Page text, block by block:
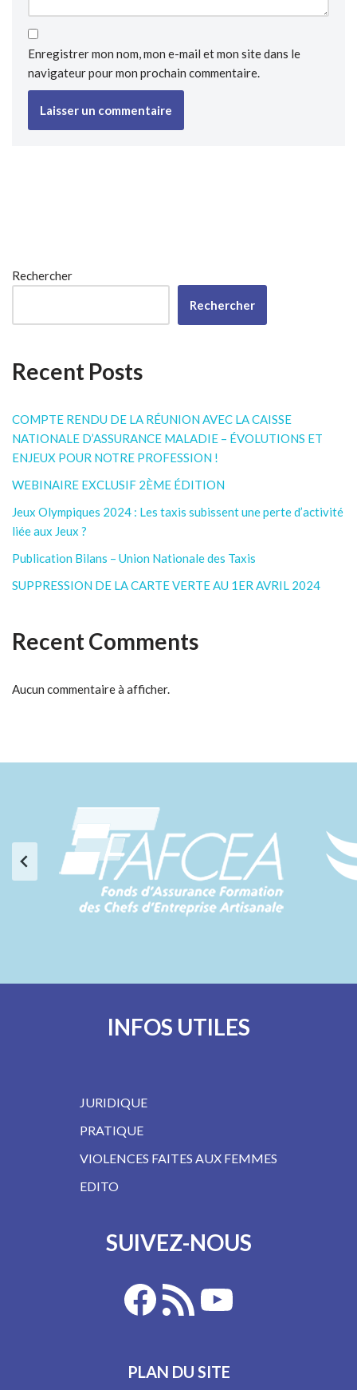
Enregistrer mon nom, mon e-mail et mon site dans le
navigateur pour mon prochain commentaire.
Rechercher
Rechercher
Recent Posts
COMPTE RENDU DE LA RÉUNION AVEC LA CAISSE
NATIONALE D’ASSURANCE MALADIE – ÉVOLUTIONS ET
ENJEUX POUR NOTRE PROFESSION !
WEBINAIRE EXCLUSIF 2ÈME ÉDITION
Jeux Olympiques 2024 : Les taxis subissent une perte d’activité
liée aux Jeux ?
Publication Bilans – Union Nationale des Taxis
SUPPRESSION DE LA CARTE VERTE AU 1ER AVRIL 2024
Recent Comments
Aucun commentaire à afficher.
INFOS UTILES
JURIDIQUE
PRATIQUE
VIOLENCES FAITES AUX FEMMES
EDITO
SUIVEZ-NOUS
PLAN DU SITE